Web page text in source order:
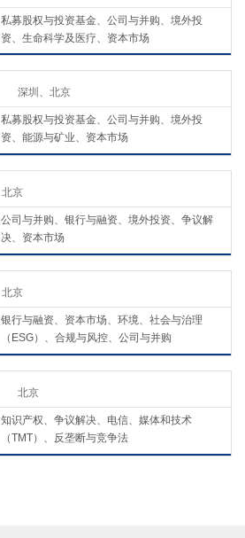
私募股权与投资基金、公司与并购、境外投
资、生命科学及医疗、资本市场
深圳、北京
私募股权与投资基金、公司与并购、境外投
资、能源与矿业、资本市场
北京
公司与并购、银行与融资、境外投资、争议解
决、资本市场
北京
银行与融资、资本市场、环境、社会与治理
（ESG）、合规与风控、公司与并购
北京
知识产权、争议解决、电信、媒体和技术
（TMT）、反垄断与竞争法